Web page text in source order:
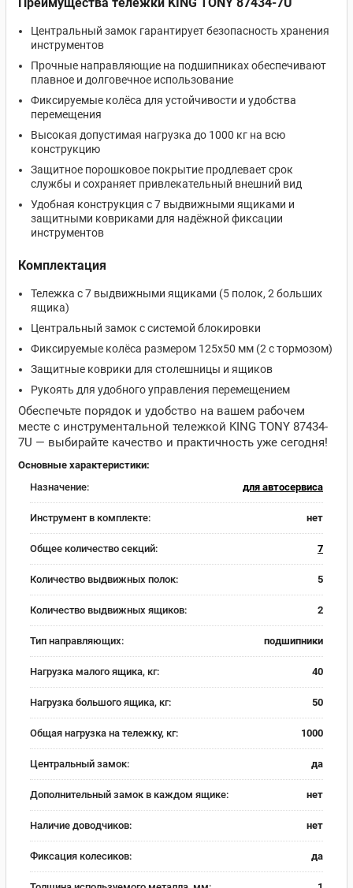
Центральный замок гарантирует безопасность хранения
инструментов
Прочные направляющие на подшипниках обеспечивают
плавное и долговечное использование
Фиксируемые колёса для устойчивости и удобства
перемещения
Высокая допустимая нагрузка до 1000 кг на всю
конструкцию
Защитное порошковое покрытие продлевает срок
службы и сохраняет привлекательный внешний вид
Удобная конструкция с 7 выдвижными ящиками и
защитными ковриками для надёжной фиксации
инструментов
Комплектация
Тележка с 7 выдвижными ящиками (5 полок, 2 больших
ящика)
Центральный замок с системой блокировки
Фиксируемые колёса размером 125х50 мм (2 с тормозом)
Защитные коврики для столешницы и ящиков
Рукоять для удобного управления перемещением
Обеспечьте порядок и удобство на вашем рабочем
месте с инструментальной тележкой KING TONY 87434-
7U — выбирайте качество и практичность уже сегодня!
Основные характеристики:
Назначение:
для автосервиса
Инструмент в комплекте: нет
Общее количество секций: 7
Количество выдвижных полок: 5
Количество выдвижных ящиков: 2
Тип направляющих: подшипники
Нагрузка малого ящика, кг: 40
Нагрузка большого ящика, кг: 50
Общая нагрузка на тележку, кг: 1000
Центральный замок: да
Дополнительный замок в каждом ящике: нет
Наличие доводчиков: нет
Фиксация колесиков: да